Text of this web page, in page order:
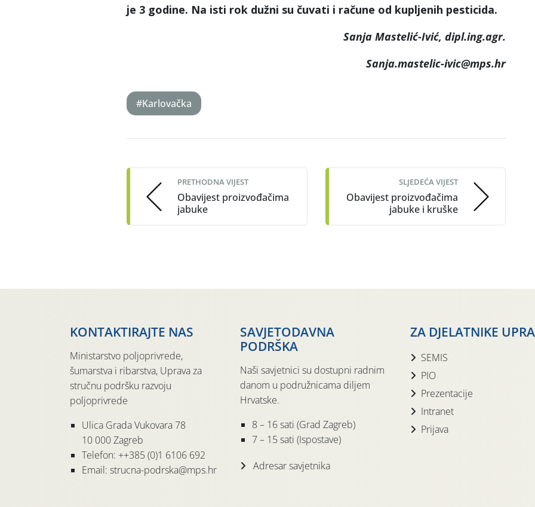
je 3 godine. Na isti rok dužni su čuvati i račune od kupljenih pesticida.
Sanja Mastelić-Ivić, dipl.ing.agr.
Sanja.mastelic-ivic@mps.hr
#Karlovačka
navigation
PRETHODNA VIJEST
Obavijest proizvođačima
jabuke
SLJEDEĆA VIJEST
Obavijest proizvođačima
jabuke i kruške
KONTAKTIRAJTE NAS
Ministarstvo poljoprivrede,
šumarstva i ribarstva, Uprava za
stručnu podršku razvoju
poljoprivrede
Ulica Grada Vukovara 78
10 000 Zagreb
Telefon: ++385 (0)1 6106 692
Email: strucna-podrska@mps.hr
SAVJETODAVNA
PODRŠKA
Naši savjetnici su dostupni radnim
danom u podružnicama diljem
Hrvatske.
8 – 16 sati (Grad Zagreb)
7 – 15 sati (Ispostave)
Adresar savjetnika
ZA DJELATNIKE
SEMIS
PIO
Prezentacije
Intranet
Prijava